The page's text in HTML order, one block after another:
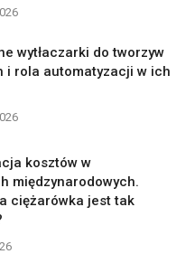
wytłaczarki do tworzyw
i rola automatyzacji w ich
kosztów w
międzynarodowych.
ciężarówka jest tak